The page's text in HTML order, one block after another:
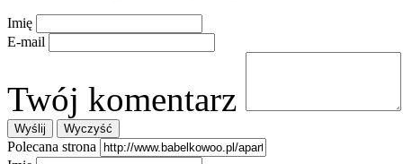
Imię
E-mail
Twój komentarz
Polecana strona